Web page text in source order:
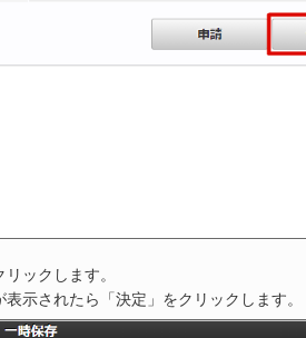
リックします。
示されたら「決定」をクリックします。